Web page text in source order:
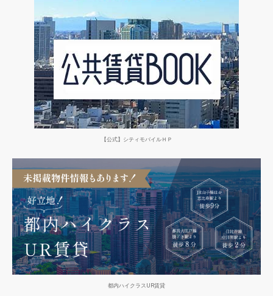
【公式】シティモバイルＨＰ
都内ハイクラスUR賃貸